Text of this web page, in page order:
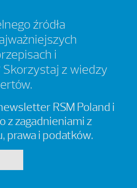
źródła
i
z wiedzy
RSM Poland i
z zagadnieniami z
prawa i podatków.